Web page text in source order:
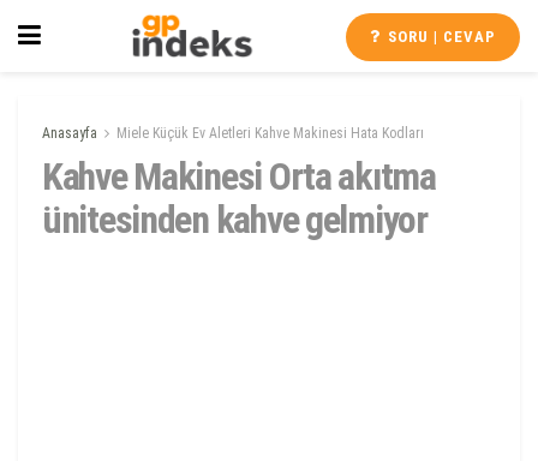
SORU | CEVAP
Anasayfa Miele Küçük Ev Aletleri Kahve Makinesi Hata Kodları
Kahve Makinesi Orta akıtma
ünitesinden kahve gelmiyor